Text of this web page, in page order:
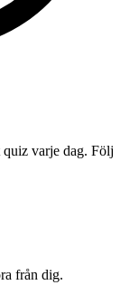
quiz varje dag. Följ
från dig.